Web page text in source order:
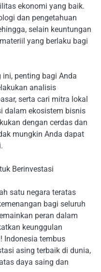
ekonomi yang baik.
dan pengetahuan
selain keuntungan
yang berlaku bagi
penting bagi Anda
analisis
serta cari mitra lokal
dalam ekosistem bisnis
dengan cerdas dan
mungkin Anda dapat
Berinvestasi
satu negara teratas
bagi seluruh
peran dalam
keunggulan
Indonesia tembus
asing terbaik di dunia,
daya saing dan